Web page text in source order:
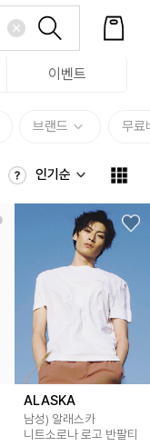
이벤트
브랜드 무료
인기순
ALASKA
남성) 알래스카
니트소로나 로고 반팔티